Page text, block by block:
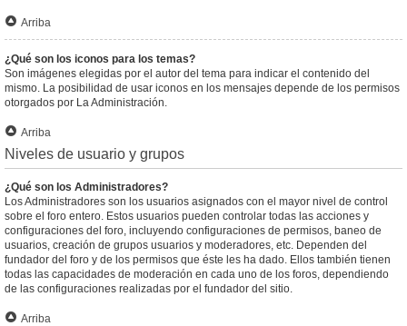
Arriba
¿Qué son los iconos para los temas?
Son imágenes elegidas por el autor del tema para indicar el contenido del
mismo. La posibilidad de usar iconos en los mensajes depende de los permisos
otorgados por La Administración.
Arriba
Niveles de usuario y grupos
¿Qué son los Administradores?
Los Administradores son los usuarios asignados con el mayor nivel de control
sobre el foro entero. Estos usuarios pueden controlar todas las acciones y
configuraciones del foro, incluyendo configuraciones de permisos, baneo de
usuarios, creación de grupos usuarios y moderadores, etc. Dependen del
fundador del foro y de los permisos que éste les ha dado. Ellos también tienen
todas las capacidades de moderación en cada uno de los foros, dependiendo
de las configuraciones realizadas por el fundador del sitio.
Arriba